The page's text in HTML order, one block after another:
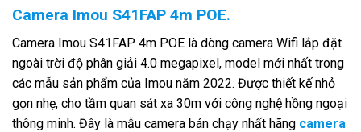
Camera Imou S41FAP 4m POE.
Camera Imou S41FAP 4m POE là dòng camera Wifi lắp đặt
ngoài trời độ phân giải 4.0 megapixel, model mới nhất trong
các mẫu sản phẩm của Imou năm 2022. Được thiết kế nhỏ
gọn nhẹ, cho tầm quan sát xa 30m với công nghệ hồng ngoại
thông minh. Đây là mẫu camera bán chạy nhất hãng camera